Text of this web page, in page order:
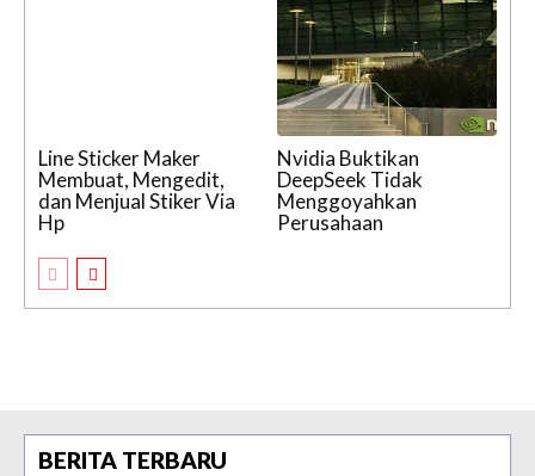
Line Sticker Maker
Membuat, Mengedit,
dan Menjual Stiker Via
Hp
Nvidia Buktikan
DeepSeek Tidak
Menggoyahkan
Perusahaan
BERITA TERBARU